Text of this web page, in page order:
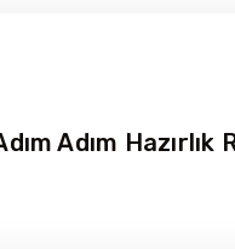
Adım Hazırlık